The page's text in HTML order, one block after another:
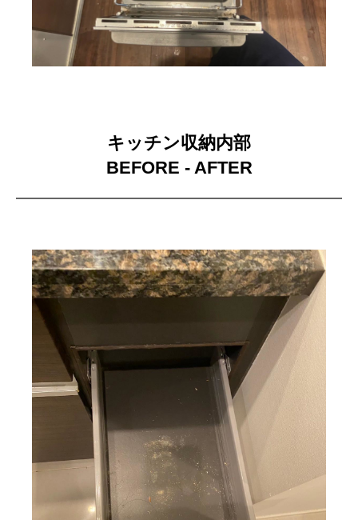
キッチン収納内部
BEFORE - AFTER